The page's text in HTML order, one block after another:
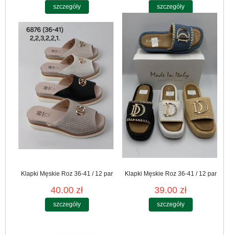
szczegóły szczegóły
Klapki Męskie Roz 36-41 / 12 par
40.00 zł
szczegóły
Klapki Męskie Roz 36-41 / 12 par
39.00 zł
szczegóły